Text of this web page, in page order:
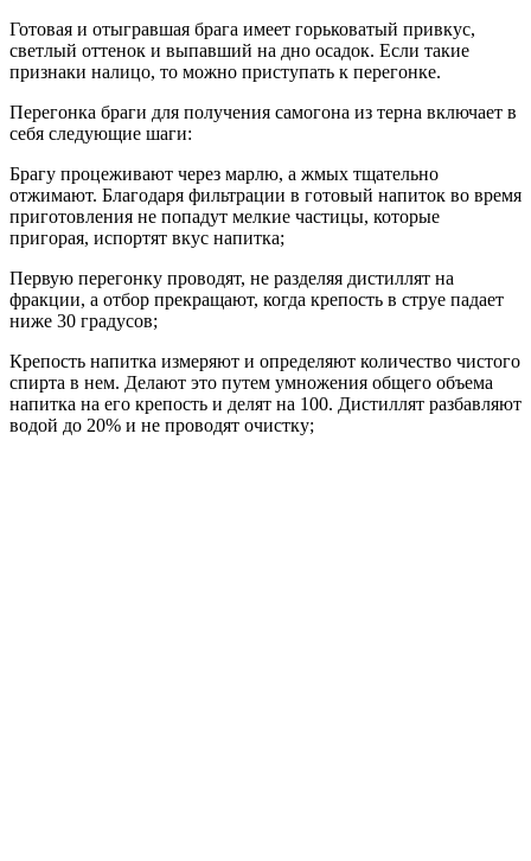
Готовая и отыгравшая брага имеет горьковатый привкус,
светлый оттенок и выпавший на дно осадок. Если такие
признаки налицо, то можно приступать к перегонке.
Перегонка браги для получения самогона из терна включает в
себя следующие шаги:
Брагу процеживают через марлю, а жмых тщательно
отжимают. Благодаря фильтрации в готовый напиток во время
приготовления не попадут мелкие частицы, которые
пригорая, испортят вкус напитка;
Первую перегонку проводят, не разделяя дистиллят на
фракции, а отбор прекращают, когда крепость в струе падает
ниже 30 градусов;
Крепость напитка измеряют и определяют количество чистого
спирта в нем. Делают это путем умножения общего объема
напитка на его крепость и делят на 100. Дистиллят разбавляют
водой до 20% и не проводят очистку;